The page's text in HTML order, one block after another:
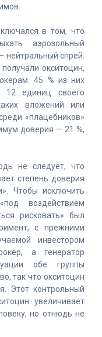
в том, что
аэрозольный
нейтральный спрей.
окситоцин,
45 % из них
единиц своего
вложений или
«плацебников»
доверия — 21 %,
не следует, что
степень доверия
Чтобы исключить
воздействием
рисковать» был
с прежними
инвестором
а генератор
обе группы
так что окситоцин
Этот контрольный
увеличивает
но отнюдь не